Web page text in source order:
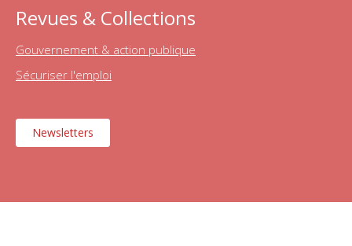
Revues & Collections
Gouvernement & action publique
Sécuriser l'emploi
Newsletters